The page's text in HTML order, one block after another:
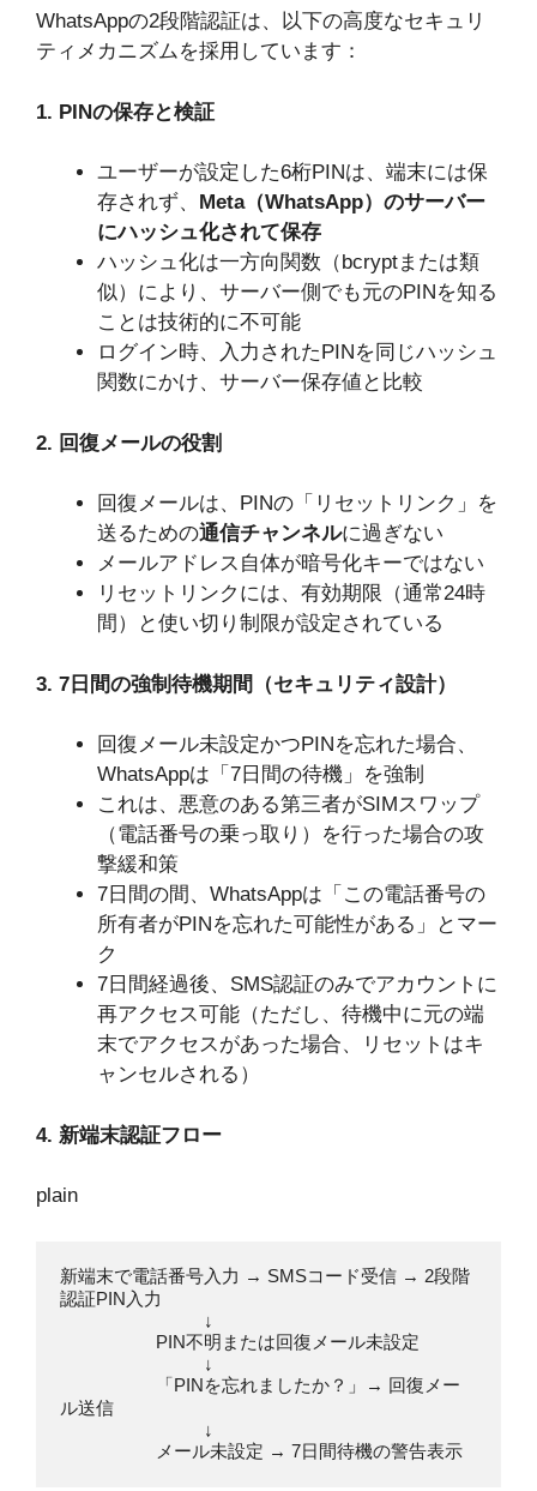
WhatsAppの2段階認証は、以下の高度なセキュリ
ティメカニズムを採用しています：
1. PINの保存と検証
ユーザーが設定した6桁PINは、端末には保
存されず、
Meta（WhatsApp）のサーバー
にハッシュ化されて保存
ハッシュ化は一方向関数（bcryptまたは類
似）により、サーバー側でも元のPINを知る
ことは技術的に不可能
ログイン時、入力されたPINを同じハッシュ
関数にかけ、サーバー保存値と比較
2. 回復メールの役割
回復メールは、PINの「リセットリンク」を
送るための通信チャンネルに過ぎない
メールアドレス自体が暗号化キーではない
リセットリンクには、有効期限（通常24時
間）と使い切り制限が設定されている
3. 7日間の強制待機期間（セキュリティ設計）
回復メール未設定かつPINを忘れた場合、
WhatsAppは「7日間の待機」を強制
これは、悪意のある第三者がSIMスワップ
（電話番号の乗っ取り）を行った場合の攻
撃緩和策
7日間の間、WhatsAppは「この電話番号の
所有者がPINを忘れた可能性がある」とマー
ク
7日間経過後、SMS認証のみでアカウントに
再アクセス可能（ただし、待機中に元の端
末でアクセスがあった場合、リセットはキ
ャンセルされる）
4. 新端末認証フロー
plain
新端末で電話番号入力 → SMSコード受信 → 2段階
認証PIN入力
ル送信
                    メール未設定 → 7日間待機の警告表示